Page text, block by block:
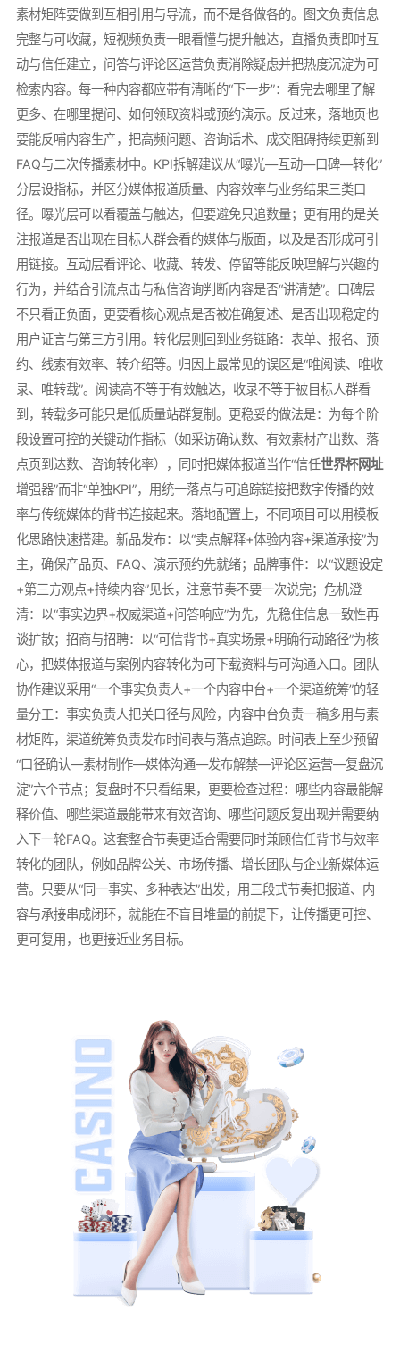
素材矩阵要做到互相引用与导流，而不是各做各的。图文负责信息
完整与可收藏，短视频负责一眼看懂与提升触达，直播负责即时互
动与信任建立，问答与评论区运营负责消除疑虑并把热度沉淀为可
检索内容。每一种内容都应带有清晰的“下一步”：看完去哪里了解
更多、在哪里提问、如何领取资料或预约演示。反过来，落地页也
要能反哺内容生产，把高频问题、咨询话术、成交阻碍持续更新到
FAQ与二次传播素材中。KPI拆解建议从“曝光—互动—口碑—转化”
分层设指标，并区分媒体报道质量、内容效率与业务结果三类口
径。曝光层可以看覆盖与触达，但要避免只追数量；更有用的是关
注报道是否出现在目标人群会看的媒体与版面，以及是否形成可引
用链接。互动层看评论、收藏、转发、停留等能反映理解与兴趣的
行为，并结合引流点击与私信咨询判断内容是否“讲清楚”。口碑层
不只看正负面，更要看核心观点是否被准确复述、是否出现稳定的
用户证言与第三方引用。转化层则回到业务链路：表单、报名、预
约、线索有效率、转介绍等。归因上最常见的误区是“唯阅读、唯收
录、唯转载”。阅读高不等于有效触达，收录不等于被目标人群看
到，转载多可能只是低质量站群复制。更稳妥的做法是：为每个阶
段设置可控的关键动作指标（如采访确认数、有效素材产出数、落
点页到达数、咨询转化率），同时把媒体报道当作“信任世界杯网址
增强器”而非“单独KPI”，用统一落点与可追踪链接把数字传播的效
率与传统媒体的背书连接起来。落地配置上，不同项目可以用模板
化思路快速搭建。新品发布：以“卖点解释+体验内容+渠道承接”为
主，确保产品页、FAQ、演示预约先就绪；品牌事件：以“议题设定
+第三方观点+持续内容”见长，注意节奏不要一次说完；危机澄
清：以“事实边界+权威渠道+问答响应”为先，先稳住信息一致性再
谈扩散；招商与招聘：以“可信背书+真实场景+明确行动路径”为核
心，把媒体报道与案例内容转化为可下载资料与可沟通入口。团队
协作建议采用“一个事实负责人+一个内容中台+一个渠道统筹”的轻
量分工：事实负责人把关口径与风险，内容中台负责一稿多用与素
材矩阵，渠道统筹负责发布时间表与落点追踪。时间表上至少预留
“口径确认—素材制作—媒体沟通—发布解禁—评论区运营—复盘沉
淀”六个节点；复盘时不只看结果，更要检查过程：哪些内容最能解
释价值、哪些渠道最能带来有效咨询、哪些问题反复出现并需要纳
入下一轮FAQ。这套整合节奏更适合需要同时兼顾信任背书与效率
转化的团队，例如品牌公关、市场传播、增长团队与企业新媒体运
营。只要从“同一事实、多种表达”出发，用三段式节奏把报道、内
容与承接串成闭环，就能在不盲目堆量的前提下，让传播更可控、
更可复用，也更接近业务目标。